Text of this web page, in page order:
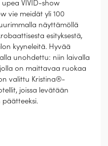
VIVID-show
vie meidät yli 100
näyttämöllä
esityksestä,
kyyneleitä. Hyvää
unohdettu: niin laivalla
on maittavaa ruokaa
valittu Kristina®-
joissa levätään